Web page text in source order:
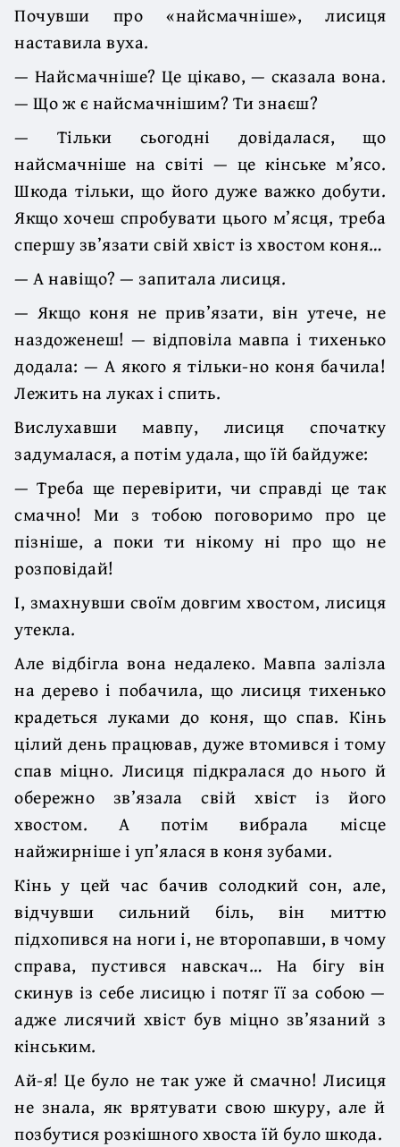
Почувши про «найсмачніше», лисиця
наставила вуха.
— Найсмачніше? Це цікаво, — сказала вона.
— Що ж є найсмачнішим? Ти знаєш?
— Тільки сьогодні довідалася, що
найсмачніше на світі — це кінське м’ясо.
Шкода тільки, що його дуже важко добути.
Якщо хочеш спробувати цього м’ясця, треба
спершу зв’язати свій хвіст із хвостом коня…
— А навіщо? — запитала лисиця.
— Якщо коня не прив’язати, він утече, не
наздоженеш! — відповіла мавпа і тихенько
додала: — А якого я тільки-но коня бачила!
Лежить на луках і спить.
Вислухавши мавпу, лисиця спочатку
задумалася, а потім удала, що їй байдуже:
— Треба ще перевірити, чи справді це так
смачно! Ми з тобою поговоримо про це
пізніше, а поки ти нікому ні про що не
розповідай!
І, змахнувши своїм довгим хвостом, лисиця
утекла.
Але відбігла вона недалеко. Мавпа залізла
на дерево і побачила, що лисиця тихенько
крадеться луками до коня, що спав. Кінь
цілий день працював, дуже втомився і тому
спав міцно. Лисиця підкралася до нього й
обережно зв’язала свій хвіст із його
хвостом. А потім вибрала місце
найжирніше і уп’ялася в коня зубами.
Кінь у цей час бачив солодкий сон, але,
відчувши сильний біль, він миттю
підхопився на ноги і, не второпавши, в чому
справа, пустився навскач… На бігу він
скинув із себе лисицю і потяг її за собою —
адже лисячий хвіст був міцно зв’язаний з
кінським.
Ай-я! Це було не так уже й смачно! Лисиця
не знала, як врятувати свою шкуру, але й
позбутися розкішного хвоста їй було шкода.